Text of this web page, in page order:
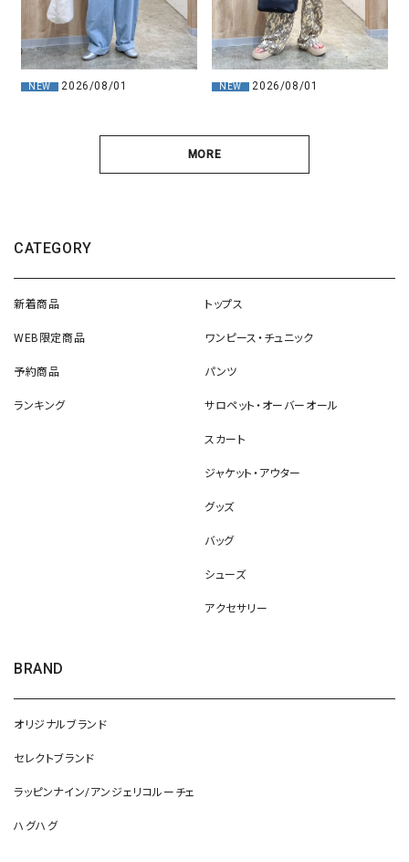
NEW 2026/08/01 NEW 2026/08/01
MORE
CATEGORY
新着商品
WEB限定商品
予約商品
ランキング
トップス
ワンピース・チュニック
パンツ
サロペット・オーバーオール
スカート
ジャケット・アウター
グッズ
バッグ
シューズ
アクセサリー
BRAND
オリジナルブランド
セレクトブランド
ラッピンナイン/アンジェリコルーチェ
ハグハグ